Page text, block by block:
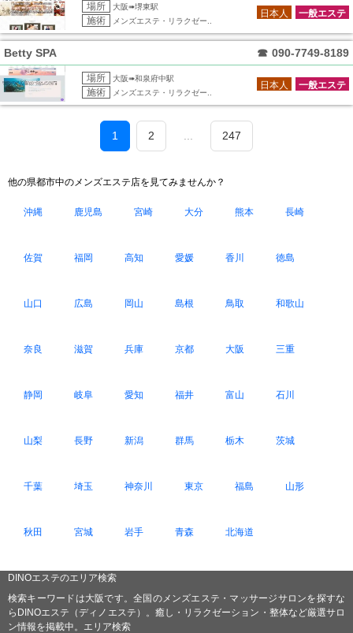
場所 大阪➠堺東駅
施術 メンズエステ・リラクゼー..
一般エステ
日本人
Betty SPA ☎ 090-7749-8189
場所 大阪➠和泉府中駅
施術 メンズエステ・リラクゼー..
一般エステ
日本人
1 2 247
他の県都市中のメンズエステ店を見てみませんか？
沖縄 鹿児島 宮崎 大分 熊本 長崎
佐賀 福岡 高知 愛媛 香川 徳島
山口 広島 岡山 島根 鳥取 和歌山
奈良 滋賀 兵庫 京都 大阪 三重
静岡 岐阜 愛知 福井 富山 石川
山梨 長野 新潟 群馬 栃木 茨城
千葉 埼玉 神奈川 東京 福島 山形
秋田 宮城 岩手 青森 北海道
DINOエステのエリア検索
検索キーワードは大阪です。全国のメンズエステ・マッサージサロンを探すな
らDINOエステ（ディノエステ）。癒し・リラクゼーション・整体など厳選サロ
ン情報を掲載中。エリア検索